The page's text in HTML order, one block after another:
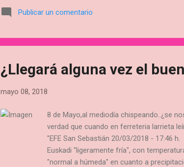
aconsejamos que para verificar si una cerradura
la cerradura funciona, el problema no está en la
Publicar un comentario
¿Llegará alguna vez el
mayo 08, 2018
8 de Mayo,al mediodía chispeando..¿se
verdad que cuando en ferreteria larrieta
"EFE San Sebastián 20/03/2018 - 17:46
Euskadi "ligeramente fría", con
"normal a húmeda" en cuanto a